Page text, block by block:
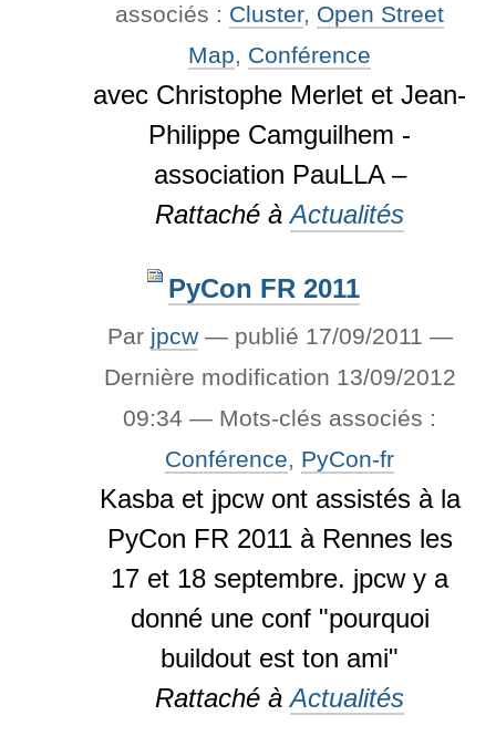
associés : Cluster, Open Street
Map, Conférence
avec Christophe Merlet et Jean-
Philippe Camguilhem -
association PauLLA –
Rattaché à Actualités
PyCon FR 2011
Par jpcw — publié 17/09/2011 —
Dernière modification 13/09/2012
09:34— Mots-clés associés :
Conférence, PyCon-fr
Kasba et jpcw ont assistés à la
PyCon FR 2011 à Rennes les
17 et 18 septembre. jpcw y a
donné une conf "pourquoi
buildout est ton ami"
Rattaché à Actualités